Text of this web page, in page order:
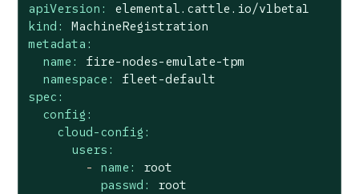
apiVersion:
elemental.cattle.io/v1beta1
kind:
MachineRegistration
metadata:
name:
fire-nodes-emulate-tpm
namespace:
fleet-default
spec:
config:
cloud-config:
users:
-
name:
root
passwd:
root